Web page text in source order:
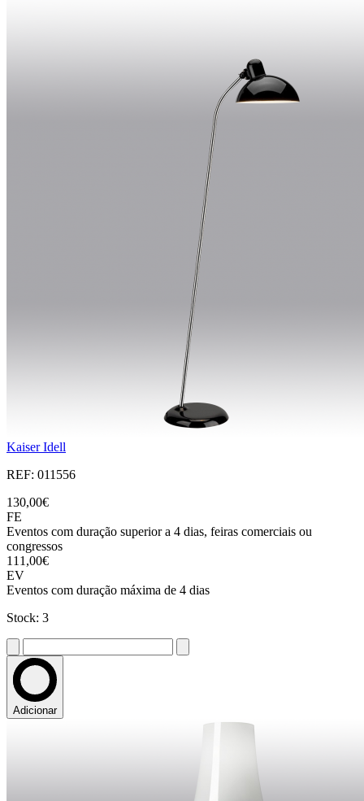
Kaiser Idell
REF: 011556
130,00€
FE
Eventos com duração superior a 4 dias, feiras comerciais ou
congressos
111,00€
EV
Eventos com duração máxima de 4 dias
Stock: 3
Adicionar